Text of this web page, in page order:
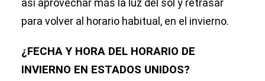
así aprovechar más la luz del sol y retrasar
para volver al horario habitual, en el invierno.
¿FECHA Y HORA DEL HORARIO DE
INVIERNO EN ESTADOS UNIDOS?